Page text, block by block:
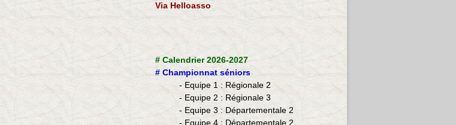
Via Helloasso
# Calendrier 2026-2027
# Championnat séniors
- Equipe 1 : Régionale 2
- Equipe 2 : Régionale 3
- Equipe 3 : Départementale 2
- Equipe 4 : Départementale 2